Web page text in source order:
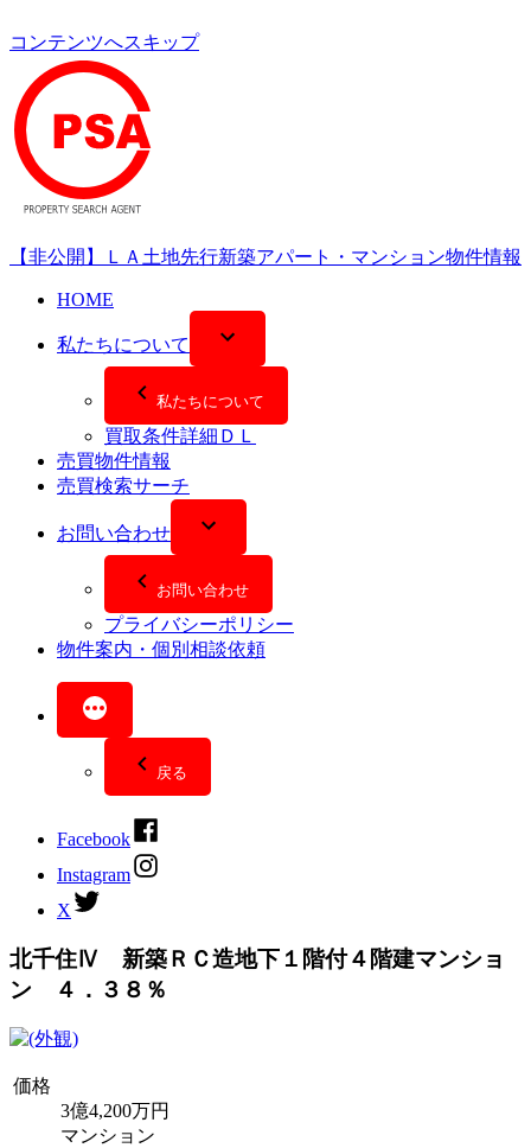
コンテンツへスキップ
【非公開】ＬＡ土地先行新築アパート・マンション物件情報
HOME
私たちについて
私たちについて
買取条件詳細ＤＬ
売買物件情報
売買検索サーチ
お問い合わせ
お問い合わせ
プライバシーポリシー
物件案内・個別相談依頼
戻る
Facebook
Instagram
X
北千住Ⅳ 新築ＲＣ造地下１階付４階建マンショ
ン ４．３８％
価格
3億4,200万円
マンション